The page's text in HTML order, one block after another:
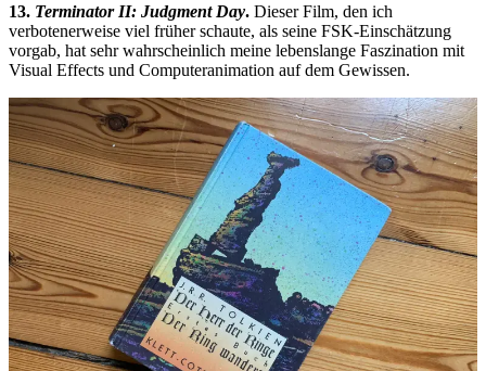
13. Terminator II: Judgment Day. Dieser Film, den ich
verbotenerweise viel früher schaute, als seine FSK-Einschätzung
vorgab, hat sehr wahrscheinlich meine lebenslange Faszination mit
Visual Effects und Computeranimation auf dem Gewissen.